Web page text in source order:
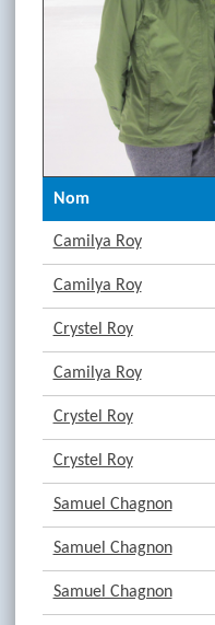
Nom
Camilya Roy
Camilya Roy
Crystel Roy
Camilya Roy
Crystel Roy
Crystel Roy
Samuel Chagnon
Samuel Chagnon
Samuel Chagnon